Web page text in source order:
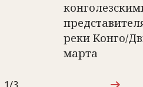
реки Конго/
марта